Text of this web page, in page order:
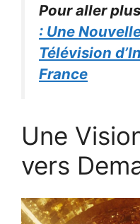
Pour aller
: Une
Télévision
France
Une
vers